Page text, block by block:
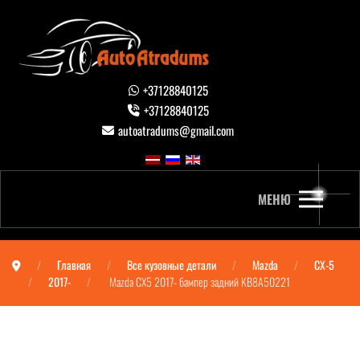
+37128840125
+37128840125
autoatradums@gmail.com
МЕНЮ
Главная Все кузовные детали Mazda
CX-5
2017-
Mazda CX5 2017- бампер задний KB8A50221